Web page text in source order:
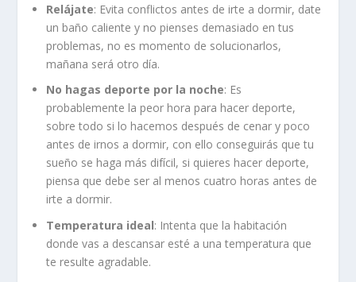
Relájate: Evita conflictos antes de irte a dormir, date
un baño caliente y no pienses demasiado en tus
problemas, no es momento de solucionarlos,
mañana será otro día.
No hagas deporte por la noche: Es
probablemente la peor hora para hacer deporte,
sobre todo si lo hacemos después de cenar y poco
antes de irnos a dormir, con ello conseguirás que tu
sueño se haga más difícil, si quieres hacer deporte,
piensa que debe ser al menos cuatro horas antes de
irte a dormir.
Temperatura ideal: Intenta que la habitación
donde vas a descansar esté a una temperatura que
te resulte agradable.